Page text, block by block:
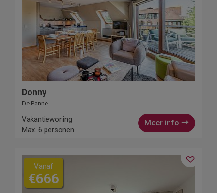
Donny
De Panne
Meer info
Vakantiewoning
Max. 6 personen
Vanaf
€666